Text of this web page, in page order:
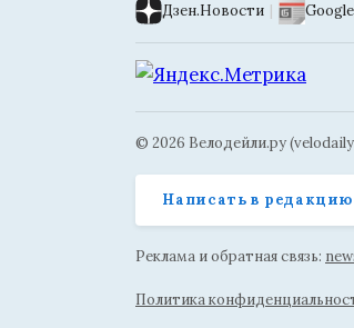
Дзен.Новости |
© 2026 Велодейли.ру
Написать в редакцию
Реклама и обратная связь:
Политика